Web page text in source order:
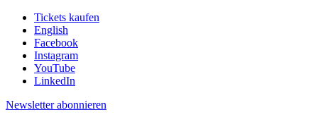
Tickets kaufen
English
Facebook
Instagram
YouTube
LinkedIn
Newsletter abonnieren